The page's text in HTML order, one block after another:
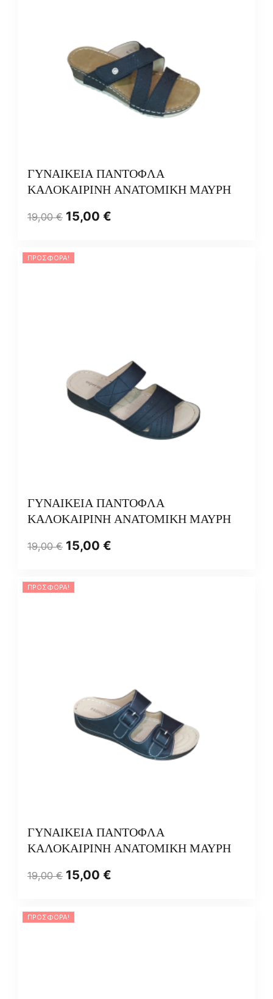
ΓΥΝΑΙΚΕΙΑ ΠΑΝΤΟΦΛΑ
ΚΑΛΟΚΑΙΡΙΝΗ ΑΝΑΤΟΜΙΚΗ ΜΑΥΡΗ
19,00€ 15,00 €
ΠΡΟΣΦΟΡΆ!
ΓΥΝΑΙΚΕΙΑ ΠΑΝΤΟΦΛΑ
ΚΑΛΟΚΑΙΡΙΝΗ ΑΝΑΤΟΜΙΚΗ ΜΑΥΡΗ
19,00€ 15,00 €
ΠΡΟΣΦΟΡΆ!
ΓΥΝΑΙΚΕΙΑ ΠΑΝΤΟΦΛΑ
ΚΑΛΟΚΑΙΡΙΝΗ ΑΝΑΤΟΜΙΚΗ ΜΑΥΡΗ
19,00€ 15,00 €
ΠΡΟΣΦΟΡΆ!